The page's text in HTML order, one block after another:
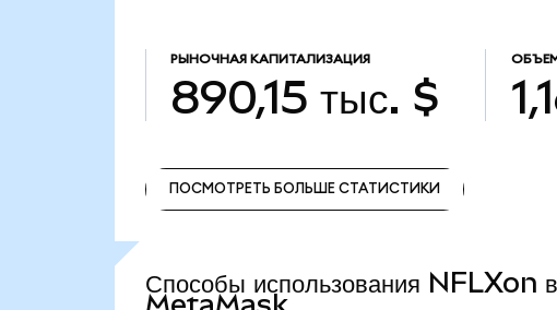
РЫНОЧНАЯ КАПИТАЛИЗАЦИЯ
890,15 тыс. $
ПОСМОТРЕТЬ БОЛЬШЕ СТАТИСТИКИ
Способы использования NFLXon в